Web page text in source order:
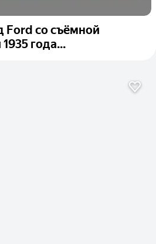
Ford со съёмной
года...